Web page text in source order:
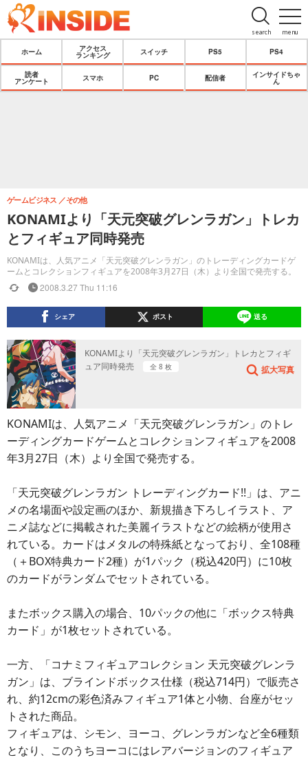
menu
search
ホーム
アクセス
ランキング
スイッチ PS5 PS4
読者
アンケート
スマホ PC 配信者
インサイドちゃ
ん
KONAMIより「天元突破グレンラガン」トレカ
とフィギュア同時発売
KONAMIは、人気アニメ「天元突破グレンラガン」のトレーディングカードゲ
ームとコレクションフィギュアを2008年3月27日（木）より全国で発売する。
ゲームビジネス その他
2008.3.27 Thu 11:16
シェア ポスト 送る
KONAMIより「天元突破グレンラガン」トレカとフィギ
ュア同時発売
全 8 枚 拡大写真
KONAMIは、人気アニメ「天元突破グレンラガン」のトレ
ーディングカードゲームとコレクションフィギュアを2008
年3月27日（木）より全国で発売する。
「天元突破グレンラガン トレーディングカード!!」は、アニ
メの名場面や設定画のほか、新規描き下ろしイラスト、ア
ニメ誌などに掲載された美麗イラストなどの絵柄が使用さ
れている。カードはメタルの特殊紙となっており、全108種
（＋BOX特典カード2種）が1パック（税込420円）に10枚
のカードがランダムでセットされている。
またボックス購入の場合、10パックの他に「ボックス特典
カード」が1枚セットされている。
一方、「コナミフィギュアコレクション 天元突破グレンラ
ガン」は、ブラインドボックス仕様（税込714円）で販売さ
れ、約12cmの彩色済みフィギュア1体と小物、台座がセッ
トされた商品。
フィギュアは、シモン、ヨーコ、グレンラガンなど全6種類
となり、このうちヨーコにはレアバージョンのフィギュア